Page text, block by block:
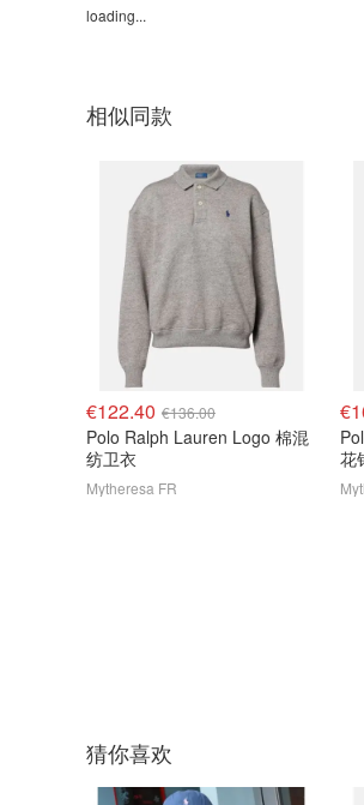
loading...
相似同款
€122.40 €136.00
Polo Ralph Lauren Logo 棉混
纺卫衣
Mytheresa FR
花
猜你喜欢